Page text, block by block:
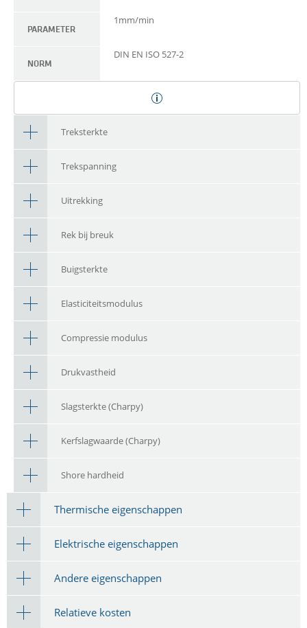
PARAMETER
1mm/min
NORM
DIN EN ISO 527-2
Treksterkte
Trekspanning
Uitrekking
Rek bij breuk
Buigsterkte
Elasticiteitsmodulus
Compressie modulus
Drukvastheid
Slagsterkte (Charpy)
Kerfslagwaarde (Charpy)
Shore hardheid
Thermische eigenschappen
Elektrische eigenschappen
Andere eigenschappen
Relatieve kosten